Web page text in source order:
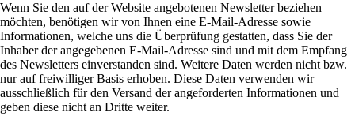
Wenn Sie den auf der Website angebotenen Newsletter beziehen
möchten, benötigen wir von Ihnen eine E-Mail-Adresse sowie
Informationen, welche uns die Überprüfung gestatten, dass Sie der
Inhaber der angegebenen E-Mail-Adresse sind und mit dem Empfang
des Newsletters einverstanden sind. Weitere Daten werden nicht bzw.
nur auf freiwilliger Basis erhoben. Diese Daten verwenden wir
ausschließlich für den Versand der angeforderten Informationen und
geben diese nicht an Dritte weiter.